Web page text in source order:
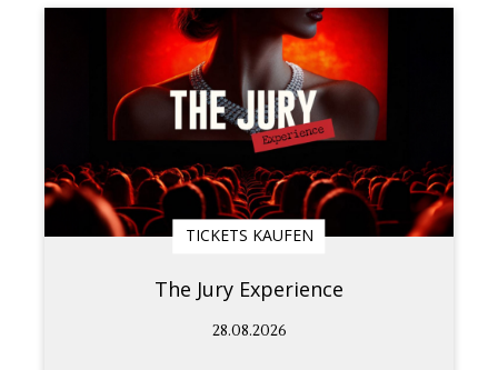
TICKETS KAUFEN
The Jury Experience
28.08.2026